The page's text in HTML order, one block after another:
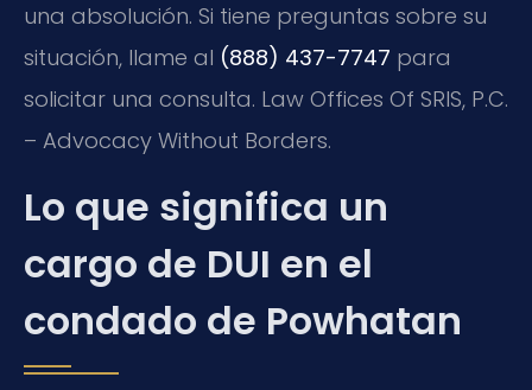
una absolución. Si tiene preguntas sobre su
situación, llame al (888) 437-7747 para
solicitar una consulta. Law Offices Of SRIS, P.C.
– Advocacy Without Borders.
Lo que significa un
cargo de DUI en el
condado de Powhatan